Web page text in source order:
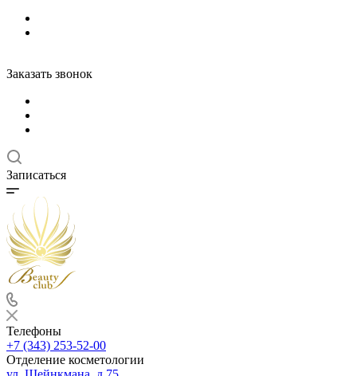
Заказать звонок
Записаться
Телефоны
+7 (343) 253-52-00
Отделение косметологии